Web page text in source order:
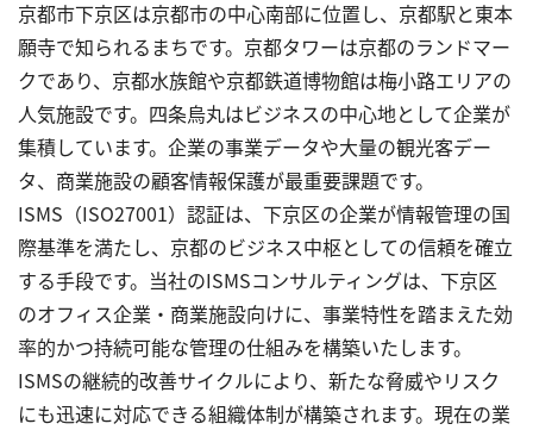
京都市下京区は京都市の中心南部に位置し、京都駅と東本
願寺で知られるまちです。京都タワーは京都のランドマー
クであり、京都水族館や京都鉄道博物館は梅小路エリアの
人気施設です。四条烏丸はビジネスの中心地として企業が
集積しています。企業の事業データや大量の観光客デー
タ、商業施設の顧客情報保護が最重要課題です。
ISMS（ISO27001）認証は、下京区の企業が情報管理の国
際基準を満たし、京都のビジネス中枢としての信頼を確立
する手段です。当社のISMSコンサルティングは、下京区
のオフィス企業・商業施設向けに、事業特性を踏まえた効
率的かつ持続可能な管理の仕組みを構築いたします。
ISMSの継続的改善サイクルにより、新たな脅威やリスク
にも迅速に対応できる組織体制が構築されます。現在の業